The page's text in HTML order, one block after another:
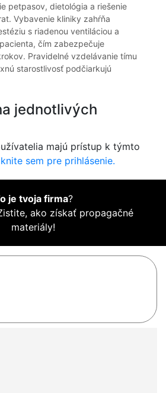
petpasov, dietológia a riešenie
Vybavenie kliniky zahŕňa
s riadenou ventiláciou a
čím zabezpečuje
Pravidelné vzdelávanie tímu
starostlivosť podčiarkujú
jednotlivých
majú prístup k týmto
sem pre prihlásenie.
je tvoja firma?
ako získať propagačné
materiály!